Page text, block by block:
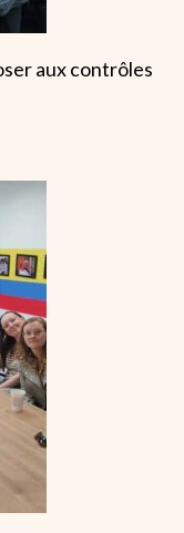
aux contrôles